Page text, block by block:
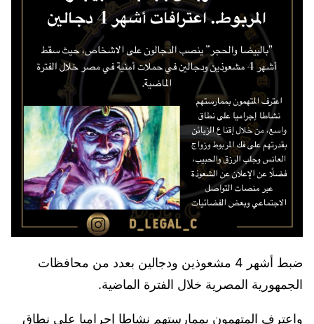
ضبط أشهر 4 مشعوذين ودجالين بعدد من محافظات
الجمهورية المصرية خلال الفترة الماضية.
واعترف المتهمون بممارستهم نشاطا إجراميا على نطاق